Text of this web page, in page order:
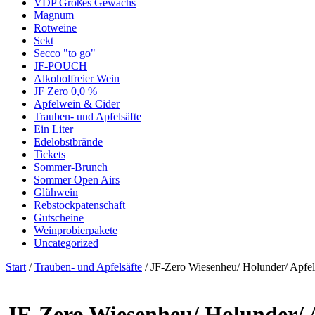
VDP Großes Gewächs
Magnum
Rotweine
Sekt
Secco "to go"
JF-POUCH
Alkoholfreier Wein
JF Zero 0,0 %
Apfelwein & Cider
Trauben- und Apfelsäfte
Ein Liter
Edelobstbrände
Tickets
Sommer-Brunch
Sommer Open Airs
Glühwein
Rebstockpatenschaft
Gutscheine
Weinprobierpakete
Uncategorized
Start/Trauben- und Apfelsäfte / JF-Zero Wiesenheu/ Holunder/ Apfel